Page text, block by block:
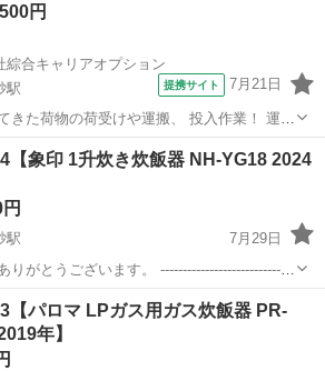
円
綜合キャリアオプション
駅
提携サイト 7月21日
きた荷物の荷受けや運搬、 投入作業！ 運ば
トへの投入作業・カウンターフォークリフ
物の重さを量る業務トラックの誘導や数字
【取...
高砂駅 ドライバー
【象印 1升炊き炊飯器 NH-YG18 2024
駅
7月29日
います。 ------------------------------
----------------------------- 【商品詳細】 商品名：象印 1升炊き...
高砂駅 キッチン家電 テント
【パロマ LPガス用ガス炊飯器 PR-
年】